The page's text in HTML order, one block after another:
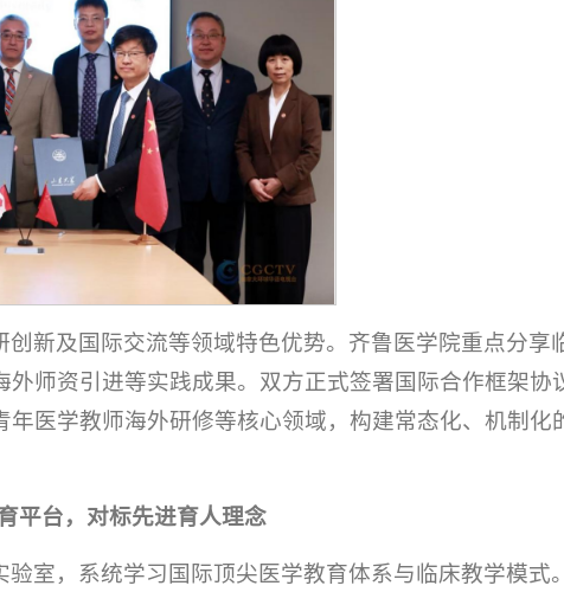
新及国际交流等领域特色优势。齐鲁医学院重点分享
师资引进等实践成果。双方正式签署国际合作框架协
医学教师海外研修等核心领域，构建常态化、机制化
平台，对标先进育人理念
室，系统学习国际顶尖医学教育体系与临床教学模式